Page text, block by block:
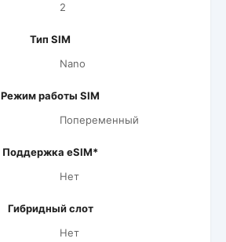
2
Тип SIM
Nano
Режим работы SIM
Попеременный
Поддержка eSIM*
Нет
Гибридный слот
Нет